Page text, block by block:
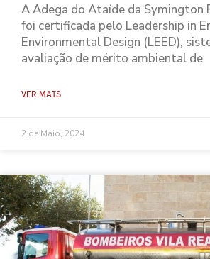
A Adega do Ataíde da Symington
foi certificada pelo Leadership in
Environmental Design (LEED),
avaliação de mérito ambiental de
VER MAIS
2 de Maio, 2024